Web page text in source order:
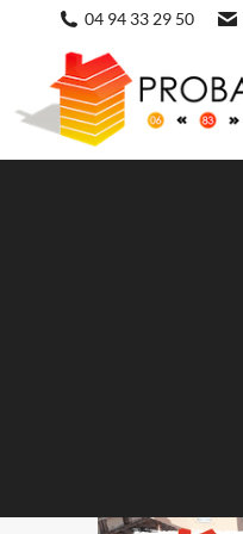
04 94 33 29 50